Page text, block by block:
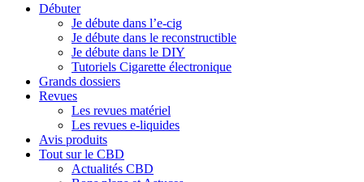
Débuter
Je débute dans l’e-cig
Je débute dans le reconstructible
Je débute dans le DIY
Tutoriels Cigarette électronique
Grands dossiers
Revues
Les revues matériel
Les revues e-liquides
Avis produits
Tout sur le CBD
Actualités CBD